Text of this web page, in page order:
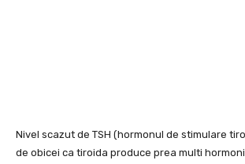
Nivel scazut de TSH (hormonul de stimulare
de obicei ca tiroida produce prea multi hormoni